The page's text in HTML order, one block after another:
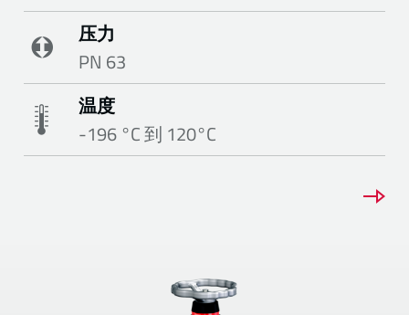
压力
PN 63
温度
-196 °C 到 120°C